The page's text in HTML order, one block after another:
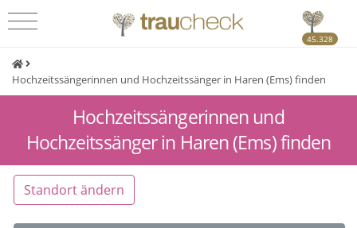
45.328
Hochzeitssängerinnen und Hochzeitssänger in Haren (Ems) finden
Hochzeitssängerinnen und
Hochzeitssänger in Haren (Ems) finden
Standort ändern